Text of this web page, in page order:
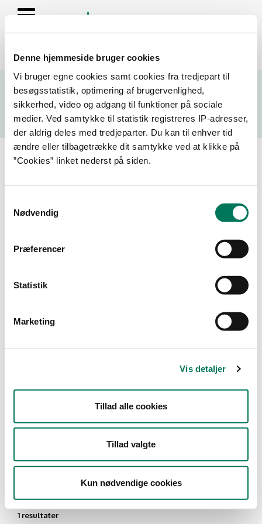
Denne hjemmeside bruger cookies
Vi bruger egne cookies samt cookies fra tredjepart til
besøgsstatistik, optimering af brugervenlighed,
sikkerhed, video og adgang til funktioner på sociale
medier. Ved samtykke til statistik registreres IP-adresser,
der aldrig deles med tredjeparter. Du kan til enhver tid
ændre eller tilbagetrække dit samtykke ved at klikke på
”Cookies” linket nederst på siden.
Nødvendig
Præferencer
Statistik
Marketing
Vis detaljer
Tillad alle cookies
Tillad valgte
Kun nødvendige cookies
Se resultater fra fødevarekontrollen og virksomhedernes seneste
fire kontrolrapporter
Søg
Søg på adresse, postnummer, by, firmanavn
Resultater for "dankonfekt"
1 resultater
Filtrer din søgning
Type
Branche
Lagre og grossister uden
År Måned